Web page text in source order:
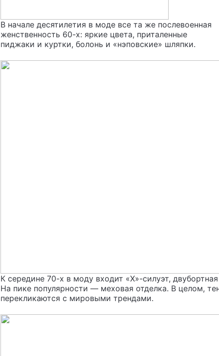
В начале десятилетия в моде все та же послевоенная
женственность 60-х: яркие цвета, приталенные
пиджаки и куртки, болонь и «нэповские» шляпки.
К середине 70-х в моду входит «Х»-силуэт,
На пике популярности — меховая отделка. В целом,
перекликаются с мировыми трендами.